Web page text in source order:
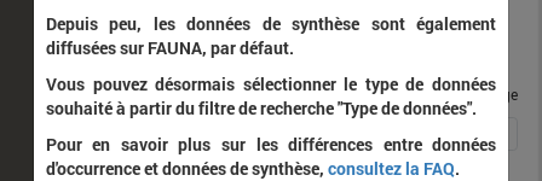
Rang taxonomique :
Affichage de1à 25sur 1,214
taxons / page
5
Depuis peu, les données de synthèse sont également
diffusées sur FAUNA, par défaut.
Vous pouvez désormais sélectionner le type de données
souhaité à partir du filtre de recherche "Type de données".
Pour en savoir plus sur les différences entre données
d'occurrence et données de synthèse, consultez la FAQ.